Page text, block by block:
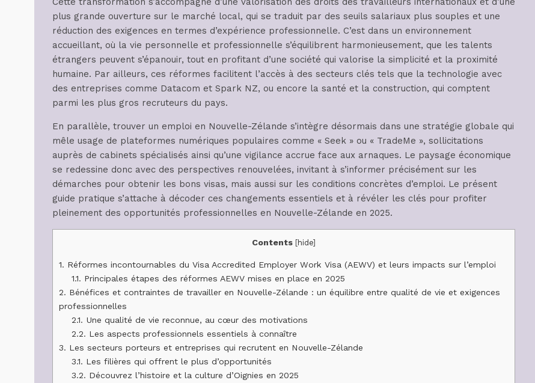
plus grande ouverture sur le marché local, qui se traduit par des seuils salariaux plus souples et une
réduction des exigences en termes d’expérience professionnelle. C’est dans un environnement
accueillant, où la vie personnelle et professionnelle s’équilibrent harmonieusement, que les talents
étrangers peuvent s’épanouir, tout en profitant d’une société qui valorise la simplicité et la proximité
humaine. Par ailleurs, ces réformes facilitent l’accès à des secteurs clés tels que la technologie avec
des entreprises comme Datacom et Spark NZ, ou encore la santé et la construction, qui comptent
parmi les plus gros recruteurs du pays.
En parallèle, trouver un emploi en Nouvelle-Zélande s’intègre désormais dans une stratégie globale qui
mêle usage de plateformes numériques populaires comme « Seek » ou « TradeMe », sollicitations
auprès de cabinets spécialisés ainsi qu’une vigilance accrue face aux arnaques. Le paysage économique
se redessine donc avec des perspectives renouvelées, invitant à s’informer précisément sur les
démarches pour obtenir les bons visas, mais aussi sur les conditions concrètes d’emploi. Le présent
guide pratique s’attache à décoder ces changements essentiels et à révéler les clés pour profiter
pleinement des opportunités professionnelles en Nouvelle-Zélande en 2025.
Contents [hide]
1. Réformes incontournables du Visa Accredited Employer Work Visa (AEWV) et leurs impacts sur l’emploi
1.1. Principales étapes des réformes AEWV mises en place en 2025
2. Bénéfices et contraintes de travailler en Nouvelle-Zélande : un équilibre entre qualité de vie et exigences
professionnelles
2.1. Une qualité de vie reconnue, au cœur des motivations
2.2. Les aspects professionnels essentiels à connaître
3. Les secteurs porteurs et entreprises qui recrutent en Nouvelle-Zélande
3.1. Les filières qui offrent le plus d’opportunités
3.2. Découvrez l’histoire et la culture d’Oignies en 2025